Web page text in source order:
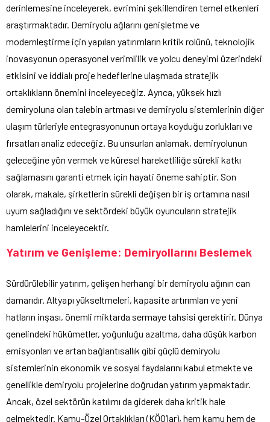
derinlemesine inceleyerek, evrimini şekillendiren temel etkenleri
araştırmaktadır. Demiryolu ağlarını genişletme ve
modernleştirme için yapılan yatırımların kritik rolünü, teknolojik
inovasyonun operasyonel verimlilik ve yolcu deneyimi üzerindeki
etkisini ve iddialı proje hedeflerine ulaşmada stratejik
ortaklıkların önemini inceleyeceğiz. Ayrıca, yüksek hızlı
demiryoluna olan talebin artması ve demiryolu sistemlerinin diğer
ulaşım türleriyle entegrasyonunun ortaya koyduğu zorlukları ve
fırsatları analiz edeceğiz. Bu unsurları anlamak, demiryolunun
geleceğine yön vermek ve küresel hareketliliğe sürekli katkı
sağlamasını garanti etmek için hayati öneme sahiptir. Son
olarak, makale, şirketlerin sürekli değişen bir iş ortamına nasıl
uyum sağladığını ve sektördeki büyük oyuncuların stratejik
hamlelerini inceleyecektir.
Yatırım ve Genişleme: Demiryollarını Beslemek
Sürdürülebilir yatırım, gelişen herhangi bir demiryolu ağının can
damarıdır. Altyapı yükseltmeleri, kapasite artırımları ve yeni
hatların inşası, önemli miktarda sermaye tahsisi gerektirir. Dünya
genelindeki hükümetler, yoğunluğu azaltma, daha düşük karbon
emisyonları ve artan bağlantısallık gibi güçlü demiryolu
sistemlerinin ekonomik ve sosyal faydalarını kabul etmekte ve
genellikle demiryolu projelerine doğrudan yatırım yapmaktadır.
Ancak, özel sektörün katılımı da giderek daha kritik hale
gelmektedir. Kamu-Özel Ortaklıkları (KÖO’lar), hem kamu hem de